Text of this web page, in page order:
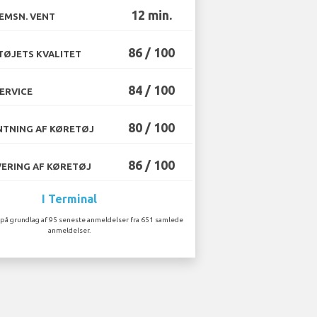
VENT 12 min.
KVALITET 86 / 100
84 / 100
AF KØRETØJ 80 / 100
AF KØRETØJ 86 / 100
I Terminal
grundlag af 95 seneste anmeldelser fra 651 samlede
anmeldelser.